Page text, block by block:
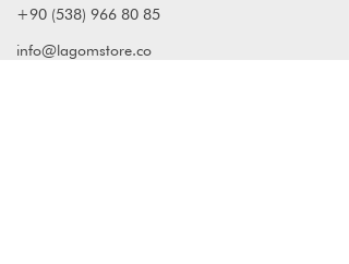
+90 (538) 966 80 85
info@lagomstore.co